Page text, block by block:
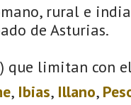
rural e
de Asturias.
que limitan con
, Ibias, Illano,